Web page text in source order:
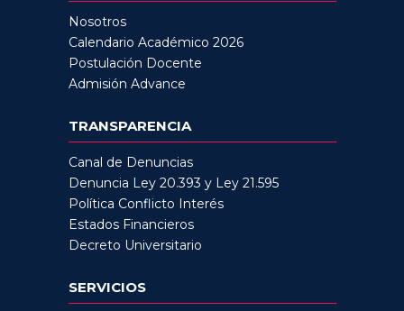
Nosotros
Calendario Académico 2026
Postulación Docente
Admisión Advance
TRANSPARENCIA
Canal de Denuncias
Denuncia Ley 20.393 y Ley 21.595
Política Conflicto Interés
Estados Financieros
Decreto Universitario
SERVICIOS